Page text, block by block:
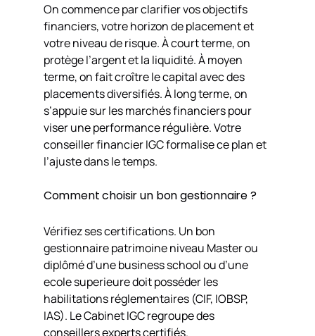
On commence par clarifier vos objectifs
financiers, votre horizon de placement et
votre niveau de risque. À court terme, on
protège l’argent et la liquidité. À moyen
terme, on fait croître le capital avec des
placements diversifiés. À long terme, on
s’appuie sur les marchés financiers pour
viser une performance régulière. Votre
conseiller financier IGC formalise ce plan et
l’ajuste dans le temps.
Comment choisir un bon gestionnaire ?
Vérifiez ses certifications. Un bon
gestionnaire patrimoine niveau Master ou
diplômé d’une business school ou d’une
ecole superieure doit posséder les
habilitations réglementaires (CIF, IOBSP,
IAS). Le Cabinet IGC regroupe des
conseillers experts certifiés.